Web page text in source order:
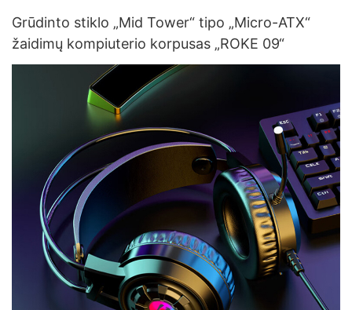
Grūdinto stiklo „Mid Tower“ tipo „Micro-ATX“
žaidimų kompiuterio korpusas „ROKE 09“